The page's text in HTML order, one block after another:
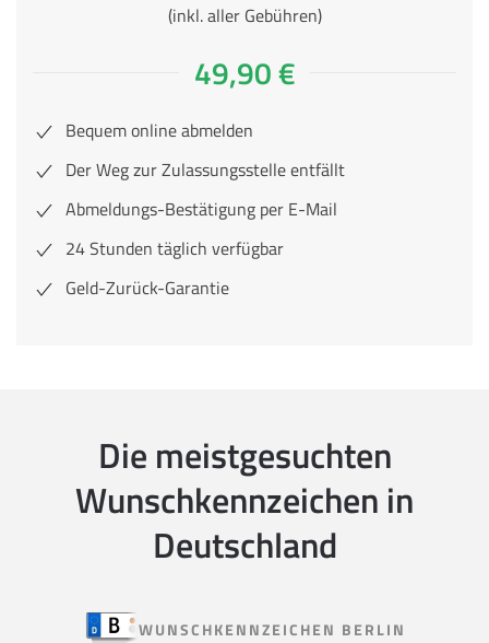
(inkl. aller Gebühren)
49,90 €
Bequem online abmelden
Der Weg zur Zulassungsstelle entfällt
Abmeldungs-Bestätigung per E-Mail
24 Stunden täglich verfügbar
Geld-Zurück-Garantie
Die meistgesuchten
Wunschkennzeichen in
Deutschland
WUNSCHKENNZEICHEN BERLIN